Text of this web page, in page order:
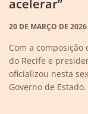
acelerar”
20 DE MARÇO DE 2026
Com a
do Recife e
oficializou nesta
Governo de Estado.